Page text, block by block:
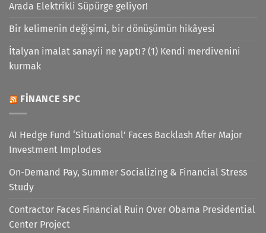
Arada Elektrikli Süpürge geliyor!
Bir kelimenin değişimi, bir dönüşümün hikâyesi
İtalyan imalat sanayii ne yaptı? (1) Kendi merdivenini
kurmak
FINANCE SPC
AI Hedge Fund ‘Situational’ Faces Backlash After Major
Investment Implodes
On-Demand Pay, Summer Socializing & Financial Stress
Study
Contractor Faces Financial Ruin Over Obama Presidential
Center Project